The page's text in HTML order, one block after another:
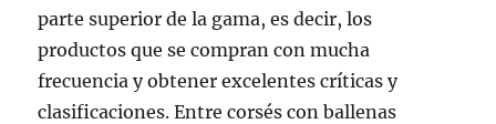
parte superior de la gama, es decir, los
productos que se compran con mucha
frecuencia y obtener excelentes críticas y
clasificaciones. Entre corsés con ballenas